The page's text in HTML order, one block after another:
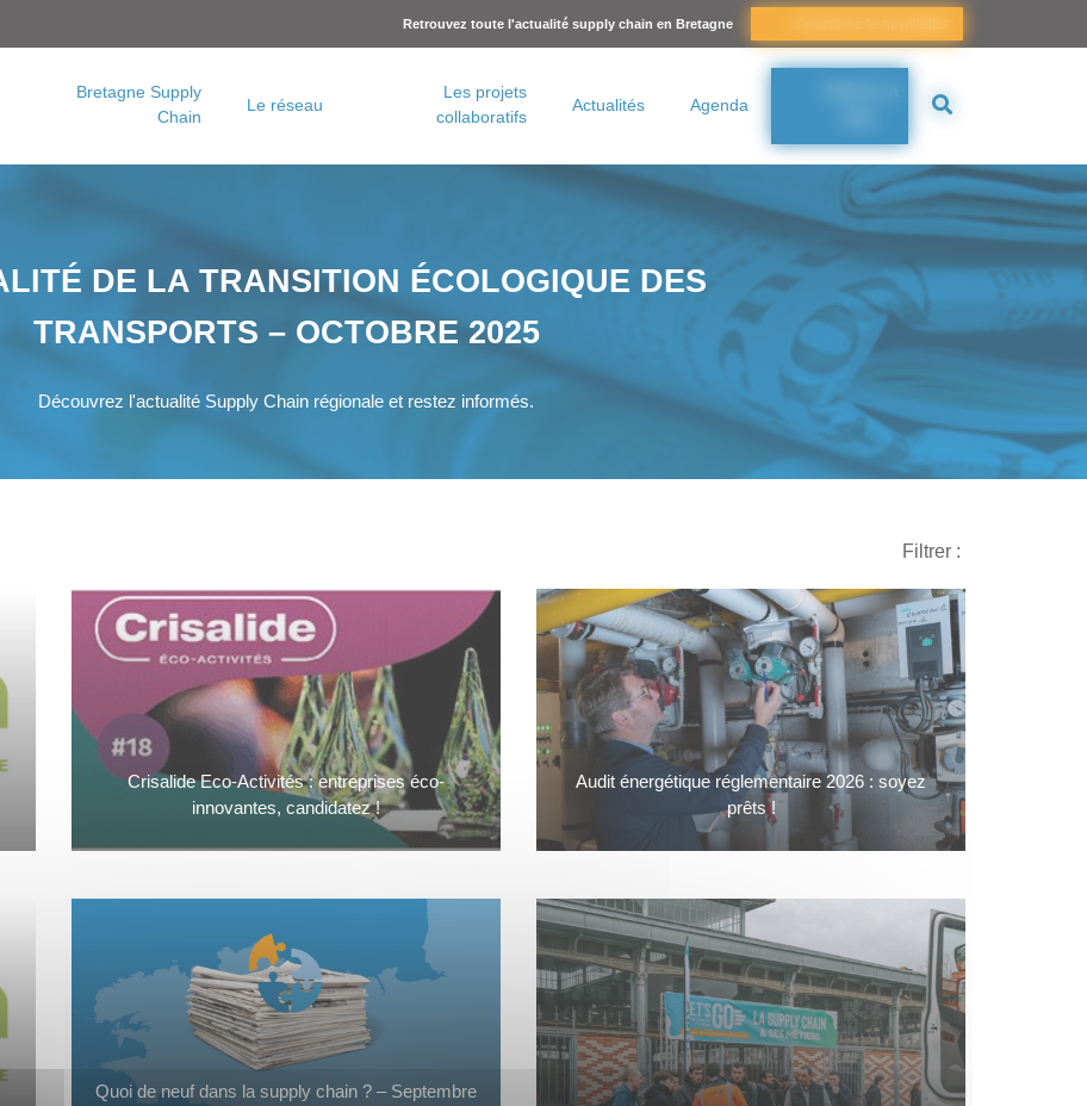
Retrouvez toute l'actualité supply chain en Bretagne
Bretagne Supply
Chain
Le réseau
Les projets
collaboratifs
Actualités Agenda
DE LA TRANSITION ÉCOLOGIQUE DES
TRANSPORTS – OCTOBRE 2025
Découvrez l'actualité Supply Chain régionale et restez informés.
Filtrer :
Crisalide Eco-Activités : entreprises éco-
innovantes, candidatez !
Audit énergétique réglementaire 2026 : soyez
prêts !
Quoi de neuf dans la supply chain ? – Septembre